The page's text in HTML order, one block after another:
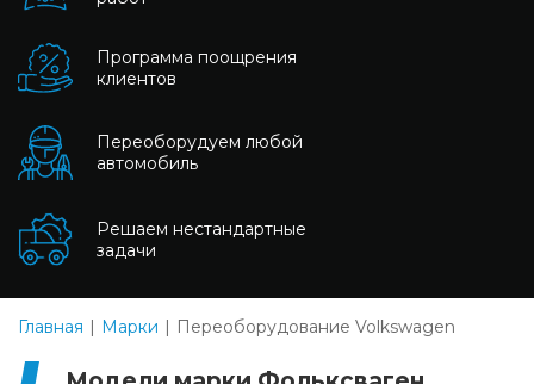
Программа поощрения
клиентов
Переоборудуем любой
автомобиль
Решаем нестандартные
задачи
Главная Марки Переоборудование Volkswagen